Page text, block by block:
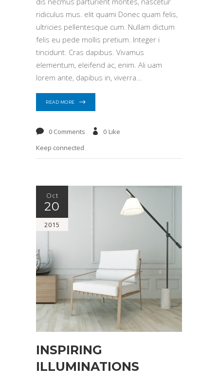
ridiculus mus. elit quami Donec quam felis,
ultricies pellentesque cum. Nullam dictum
felis eu pede mollis pretium. Integer i
tincidunt. Cras dapibus. Vivamus
elementum, eleifend ac, enim. Ali uam
lorem ante, dapibus in, viverra
READ MORE
0 Comments 0 Like
Keep connected
Oct
20
2015
INSPIRING
ILLUMINATIONS